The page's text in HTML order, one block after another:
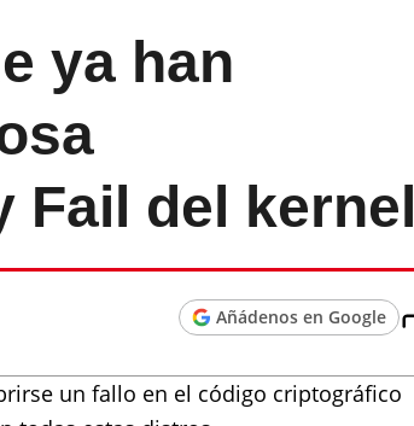
ya han
Fail del kernel
Añádenos en Google
un fallo en el código criptográfico